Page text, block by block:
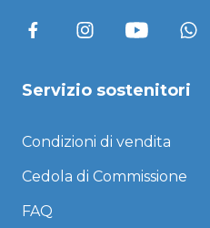
Servizio sostenitori
Condizioni di vendita
Cedola di Commissione
FAQ